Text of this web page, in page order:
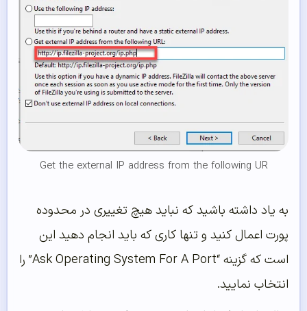
Get the external IP address from the following UR
به یاد داشته باشید که نباید هیچ تغییری در محدوده
پورت اعمال کنید و تنها کاری که باید انجام دهید این
است که گزینه “Ask Operating System For A Port” را
انتخاب نمایید.